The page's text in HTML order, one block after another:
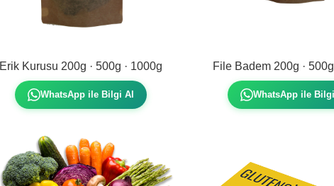
Erik Kurusu 200g · 500g · 1000g
WhatsApp ile Bilgi Al
File Badem 200g ·
WhatsApp ile